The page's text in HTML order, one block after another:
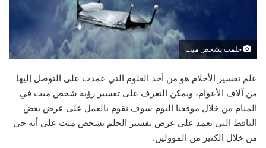
حلمت بشخص ميت
علم تفسير الأحلام هو من أحد العلوم التي عمدت على التوصل إليها
من آلاف الأعوام، ويمكن التعرف على تفسير رؤية شخص ميت في
المنام من خلال موقعنا اليوم سوف نقوم بالعمل على عرض بعض
الناقط التي تعمد على عرض تفسير الحلم بشخص ميت على أنه حي
من خلال الكثير من المؤولين.